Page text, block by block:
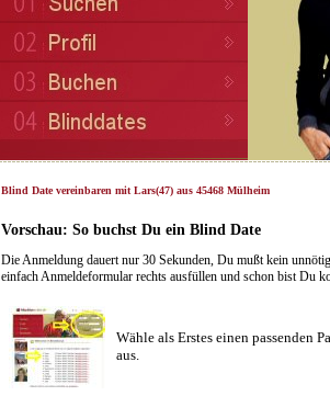
Blind Date vereinbaren mit Lars(47) aus 45468 Mülheim
Vorschau: So buchst Du ein Blind Date
Die Anmeldung dauert nur 30 Sekunden, Du mußt kein
einfach Anmeldeformular rechts ausfüllen und schon bist Du
Wähle als Erstes einen passenden
aus.